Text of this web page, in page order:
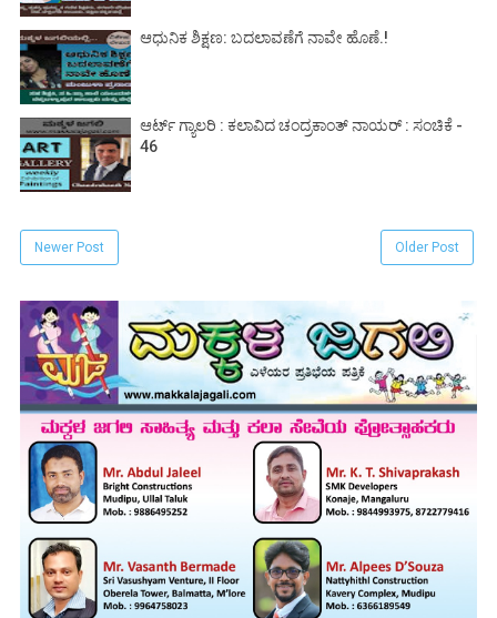
ಆಧುನಿಕ ಶಿಕ್ಷಣ: ಬದಲಾವಣೆಗೆ ನಾವೇ ಹೊಣೆ.!
ಆರ್ಟ್ ಗ್ಯಾಲರಿ : ಕಲಾವಿದ ಚಂದ್ರಕಾಂತ್ ನಾಯರ್ : ಸಂಚಿಕೆ -
46
Newer Post Older Post